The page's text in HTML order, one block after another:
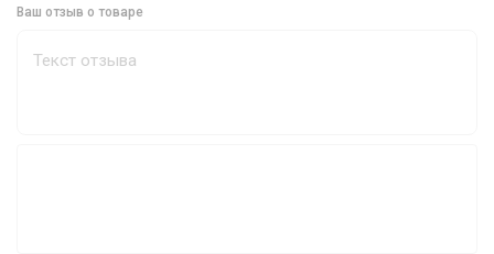
Ваш отзыв о товаре